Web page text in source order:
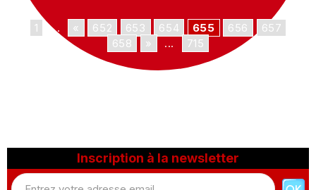
1 ... « 652 653 654 655 656
657
658
» ... 715
Inscription à la newsletter